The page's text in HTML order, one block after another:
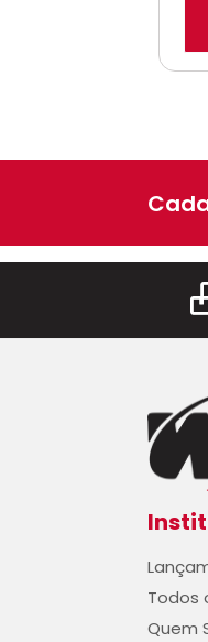
Todos
Quem